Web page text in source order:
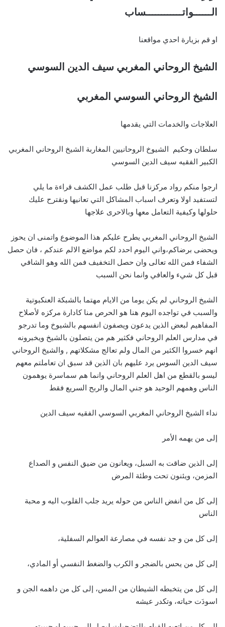
الــــــواتــــــــــــساب
او قم بزيارة احدي مواقعنا
الشيخ الروحاني المغربي سيف الدين السوسي
الشيخ الروحاني السوسي المغربي
العلاجات والخدمات التي يقدمها
سلطان وحكيم الشيوخ الروحانيين المغاربة الشيخ الروحاني المغربي
الكبير الفقيه سيف الدين السوسي
ارجوا منكم رواد مركزنا قبل طلب عمل الكشف قراءة ما يلي
لتستفيد اولا وتعرف اسباب المشاكل التي تعانيها ونقترح عليك
حلولها وكيفية التعامل معها وبالاحرى علاجها
الشيخ الروحاني المغربي يطرح عليكم هذا الموضوع واتمنى ان يحوز
ويحضى برضاكم،واني اليوم احدد لكم مواضع الالم عندكم ، فان حصل
الشفاء فمن الله تعالى وان حصل التخفيف فمن الله وهو الشافي
قبل كل شيء والعافي وانما نحن السبب
الشيخ الروحاني لم يكن يوما من الايام مهتما بالشبكة العنكبوتية
والسبب في تواجده اليوم هنا هو الحرص منا كادارة مركزه لأصلاح
المفاهيم لبعض الذين يدعون ويصفون انفسهم بالشيوخ وما تدرجو
في مدارس العلم الروحاني فكثير هم من يتصلون بالشيخ ويخبرونه
انهم خسروا الكثير من المال ولم تعالج مشكلاتهم , والشيخ الروحاني
سيف الدين السوس يرد عليهم بان الذين قد سبق ان تعاملتم معهم
ليسو بالقطع من اهل العلم الروحاني وانما هم سماسرة يوهمون
الناس وهمهم الوحيد هو جني المال والربح السريع فقط
نداء الشيخ الروحاني المغربي السوسي الفقيه سيف الدين
إلى من يهمه الأمر
إلى الذين ضاقت به السبل، ويعانون من ضيق النفس و الصداع
المزمن، ويئنون تحت وطئة المرض
إلى كل من انفض الناس من حوله يريد جلب القلوب اليه و محبة
الناس
إلى كل من و جد نفسه في مصارعة العوالم السفلية،
إلى كل من يحس بالضجر و الكرب والضغط النفسي أو المادي،
إلى كل من يتخبطه الشيطان من المس، إلى كل من داهمه الجن و
اسودَت حياته، وتكدر عيشه